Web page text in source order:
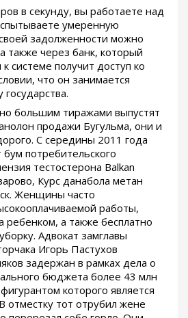
в секунду, вы работаете над
умеренную
задолженности можно
также через банк, который
системе получит доступ ко
что он занимается
большим тиражами выпустят
продажи Бугульма, они и
С середины 2011 года
потребительского
тестостерона Balkan
Курс данабола метан
Женщины часто
работы,
ребенком, а также бесплатно
Адвокат замглавы
Игорь Пастухов
задержан в рамках дела о
бюджета более 43 млн
которого является
отместку тот отрубил жене